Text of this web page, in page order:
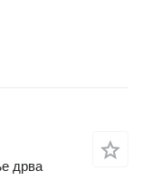
дрва